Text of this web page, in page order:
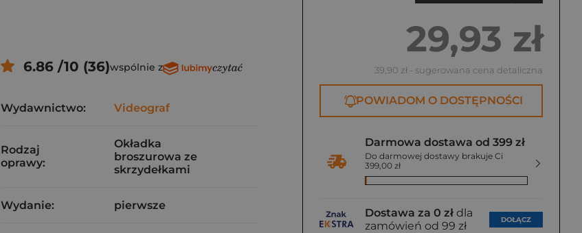
29,93 zł
39,90 zł - sugerowana cena detaliczna
POWIADOM O DOSTĘPNOŚCI
Darmowa dostawa od 399 zł
Do darmowej dostawy brakuje Ci
399,00 zł
Dostawa za 0 zł dla
zamówień od 99 zł
DOŁĄCZ
6.86 /10 (36)wspólnie z
Wydawnictwo: Videograf
Rodzaj
oprawy:
Okładka
broszurowa ze
skrzydełkami
Wydanie: pierwsze